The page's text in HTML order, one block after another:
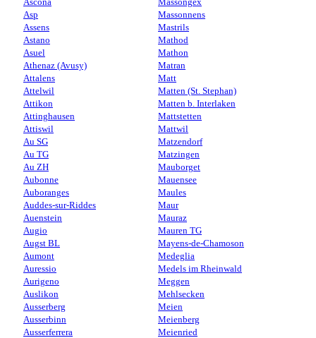
Asp
Assens
Astano
Asuel
Athenaz (Avusy)
Attalens
Attelwil
Attikon
Attinghausen
Attiswil
Au SG
Au TG
Au ZH
Aubonne
Auboranges
Auddes-sur-Riddes
Auenstein
Augio
Augst BL
Aumont
Auressio
Aurigeno
Auslikon
Ausserberg
Ausserbinn
Ausserferrera
Massonnens
Mastrils
Mathod
Mathon
Matran
Matt
Matten (St. Stephan)
Matten b. Interlaken
Mattstetten
Mattwil
Matzendorf
Matzingen
Mauborget
Mauensee
Maules
Maur
Mauraz
Mauren TG
Mayens-de-Chamoson
Medeglia
Medels im Rheinwald
Meggen
Mehlsecken
Meien
Meienberg
Meienried